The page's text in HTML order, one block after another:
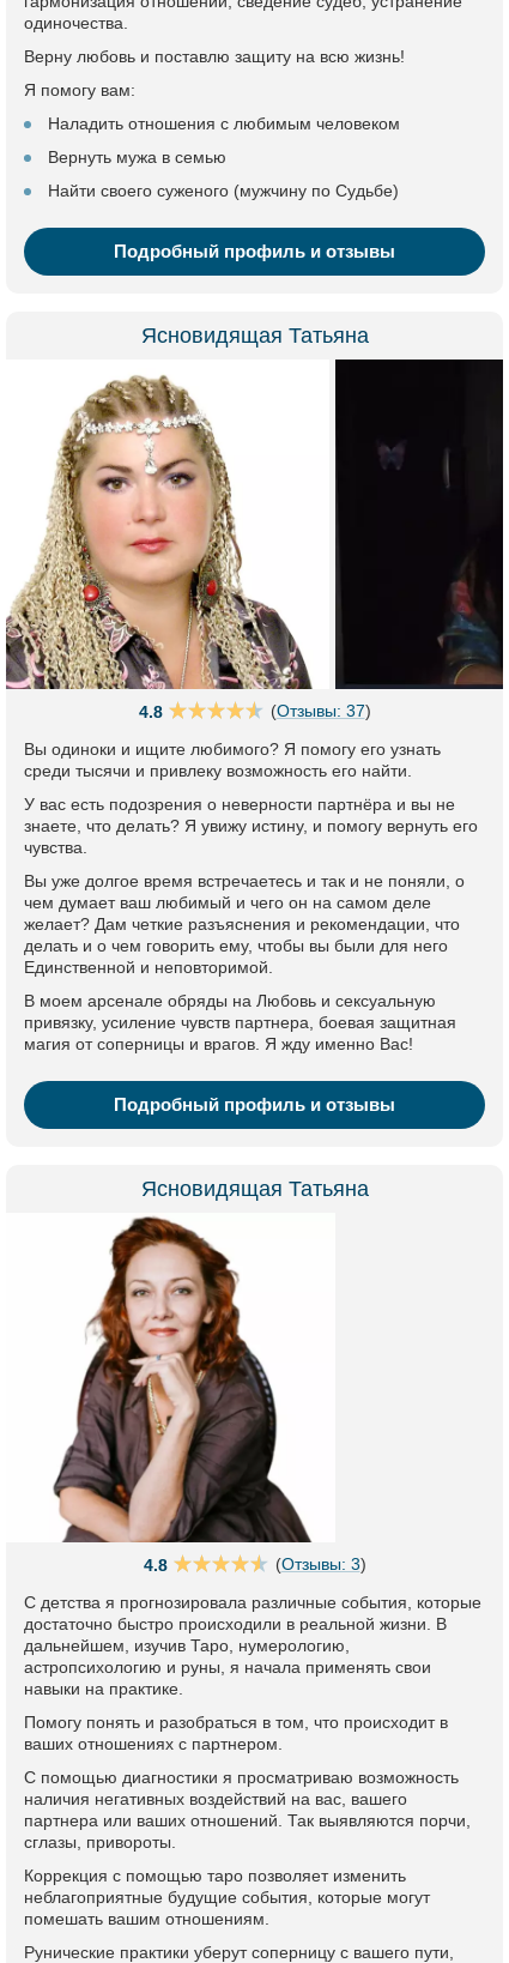
одиночества.
Верну любовь и поставлю защиту на всю жизнь!
Я помогу вам:
Наладить отношения с любимым человеком
Вернуть мужа в семью
Найти своего суженого (мужчину по Судьбе)
Подробный профиль и отзывы
Ясновидящая Татьяна
4.8 (Отзывы: 37)
Вы одиноки и ищите любимого? Я помогу его узнать
среди тысячи и привлеку возможность его найти.
У вас есть подозрения о неверности партнёра и вы не
знаете, что делать? Я увижу истину, и помогу вернуть его
чувства.
Вы уже долгое время встречаетесь и так и не поняли, о
чем думает ваш любимый и чего он на самом деле
желает? Дам четкие разъяснения и рекомендации, что
делать и о чем говорить ему, чтобы вы были для него
Единственной и неповторимой.
В моем арсенале обряды на Любовь и сексуальную
привязку, усиление чувств партнера, боевая защитная
магия от соперницы и врагов. Я жду именно Вас!
Подробный профиль и отзывы
Ясновидящая Татьяна
4.8 (Отзывы: 3)
С детства я прогнозировала различные события, которые
достаточно быстро происходили в реальной жизни. В
дальнейшем, изучив Таро, нумерологию,
астропсихологию и руны, я начала применять свои
навыки на практике.
Помогу понять и разобраться в том, что происходит в
ваших отношениях с партнером.
С помощью диагностики я просматриваю возможность
наличия негативных воздействий на вас, вашего
партнера или ваших отношений. Так выявляются порчи,
сглазы, привороты.
Коррекция с помощью таро позволяет изменить
неблагоприятные будущие события, которые могут
помешать вашим отношениям.
Рунические практики уберут соперницу с вашего пути,